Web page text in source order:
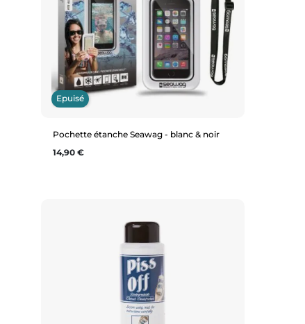
Epuisé
Pochette étanche Seawag - blanc & noir
Prix
14,90 €